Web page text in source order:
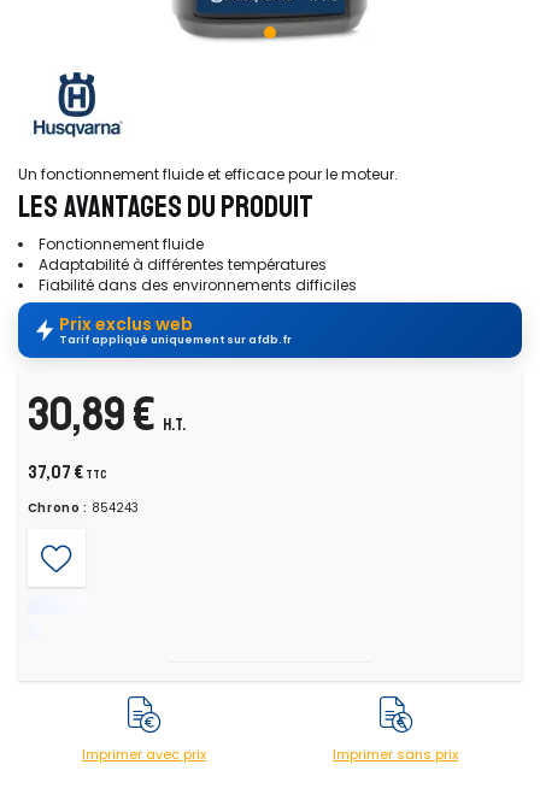
Un fonctionnement fluide et efficace pour le moteur.
LES AVANTAGES DU PRODUIT
Fonctionnement fluide
Adaptabilité à différentes températures
Fiabilité dans des environnements difficiles
Prix exclus web
Tarif appliqué uniquement sur afdb.fr
30,89 € H.T.
37,07 € TTC
Chrono : 854243
Imprimer avec prix Imprimer sans prix